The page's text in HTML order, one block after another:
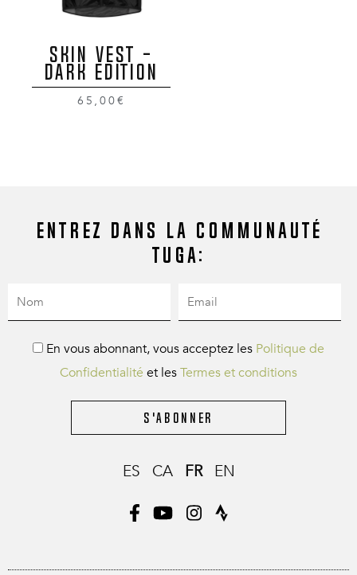
SKIN VEST -
DARK EDITION
65,00€
Entrez dans la communauté
Tuga:
En vous abonnant, vous acceptez les Politique de
Confidentialité et lesTermes et conditions
S'abonner
ES CA FR EN